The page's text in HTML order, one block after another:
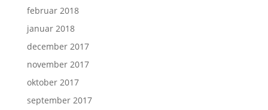
februar 2018
januar 2018
december 2017
november 2017
oktober 2017
september 2017